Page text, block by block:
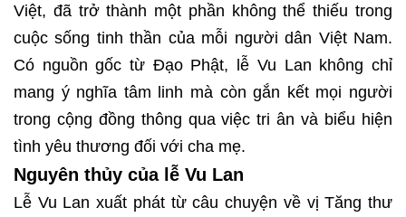
Việt, đã trở thành một phần không thể thiếu trong
cuộc sống tinh thần của mỗi người dân Việt Nam.
Có nguồn gốc từ Đạo Phật, lễ Vu Lan không chỉ
mang ý nghĩa tâm linh mà còn gắn kết mọi người
trong cộng đồng thông qua việc tri ân và biểu hiện
tình yêu thương đối với cha mẹ.
Nguyên thủy của lễ Vu Lan
Lễ Vu Lan xuất phát từ câu chuyện về vị Tăng thư